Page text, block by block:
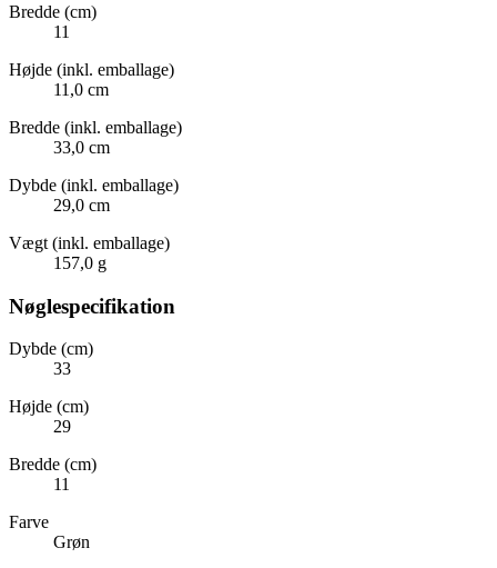
Bredde (cm)
11
Højde (inkl. emballage)
11,0 cm
Bredde (inkl. emballage)
33,0 cm
Dybde (inkl. emballage)
29,0 cm
Vægt (inkl. emballage)
157,0 g
Nøglespecifikation
Dybde (cm)
33
Højde (cm)
29
Bredde (cm)
11
Farve
Grøn